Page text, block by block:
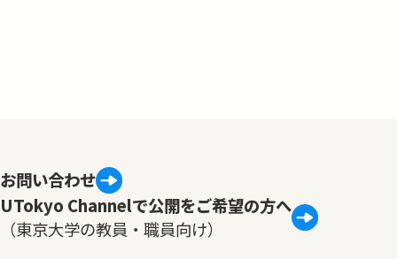
お問い合わせ
UTokyo Channelで公開をご希望の方へ
（東京大学の教員・職員向け）